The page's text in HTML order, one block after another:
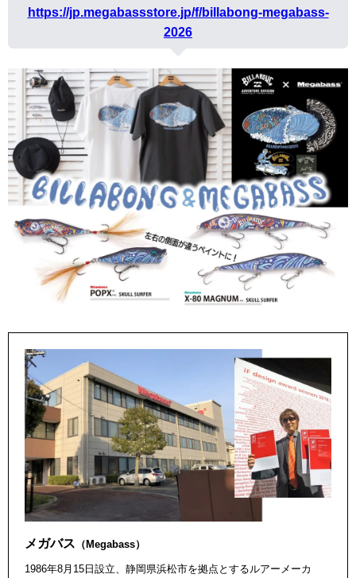
https://jp.megabassstore.jp/f/billabong-megabass-
2026
メガバス （Megabass）
1986年8月15日設立、静岡県浜松市を拠点とするルアーメーカ